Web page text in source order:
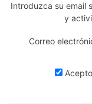
Introduzca su email
y
Correo